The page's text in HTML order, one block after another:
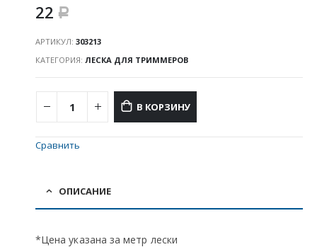
22 Р
АРТИКУЛ: 303213
КАТЕГОРИЯ: ЛЕСКА ДЛЯ ТРИММЕРОВ
В КОРЗИНУ
Сравнить
ОПИСАНИЕ
*Цена указана за метр лески